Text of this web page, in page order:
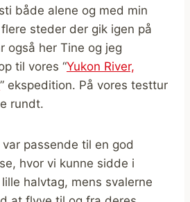
både alene og med min
steder der gik igen på
også her Tine og jeg
til vores “Yukon River,
” ekspedition. På vores testtur
rundt.
passende til en god
hvor vi kunne sidde i
halvtag, mens svalerne